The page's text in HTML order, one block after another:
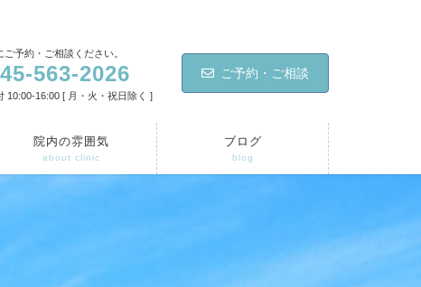
ご予約・ご相談ください。
563-2026
10:00-16:00 [ 月・火・祝日除く ]
ご予約・ご相談
院内の雰囲気
about clinic
ブログ
blog